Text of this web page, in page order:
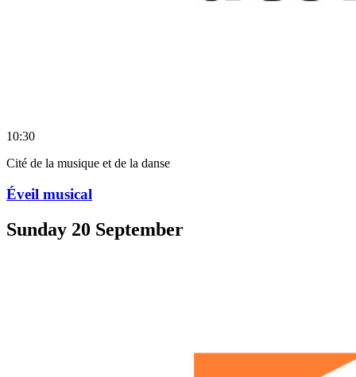
10:30
Cité de la musique et de la danse
Éveil musical
Sunday 20 September